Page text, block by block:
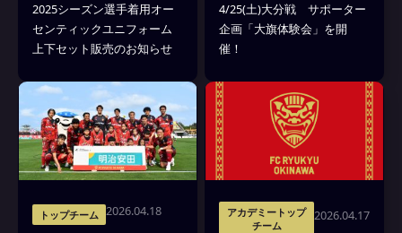
2025シーズン選手着用オー
センティックユニフォーム
上下セット販売のお知らせ
4/25(土)大分戦 サポーター
企画「大旗体験会」を開
催！
トップチーム 2026.04.18
アカデミートップ
チーム
2026.04.17